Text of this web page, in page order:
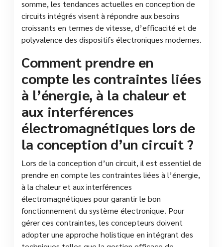
somme, les tendances actuelles en conception de
circuits intégrés visent à répondre aux besoins
croissants en termes de vitesse, d’efficacité et de
polyvalence des dispositifs électroniques modernes.
Comment prendre en
compte les contraintes liées
à l’énergie, à la chaleur et
aux interférences
électromagnétiques lors de
la conception d’un circuit ?
Lors de la conception d’un circuit, il est essentiel de
prendre en compte les contraintes liées à l’énergie,
à la chaleur et aux interférences
électromagnétiques pour garantir le bon
fonctionnement du système électronique. Pour
gérer ces contraintes, les concepteurs doivent
adopter une approche holistique en intégrant des